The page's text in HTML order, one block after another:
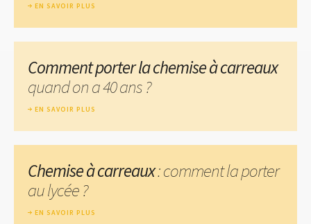
EN SAVOIR PLUS
Comment porter la chemise à carreaux
quand on a 40 ans ?
EN SAVOIR PLUS
Chemise à carreaux: comment la porter
au lycée ?
EN SAVOIR PLUS